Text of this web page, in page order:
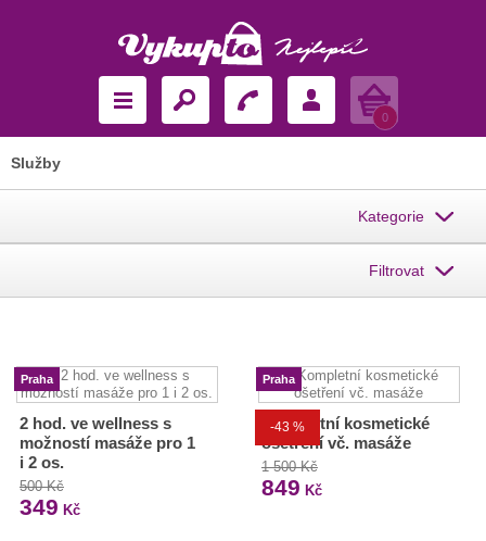
Košík
0
Služby
Kategorie
Filtrovat
Praha
2 hod. ve wellness s
možností masáže pro 1
i 2 os.
500 Kč
349 Kč
-43 %
Praha
Kompletní kosmetické
ošetření vč. masáže
1 500 Kč
849 Kč